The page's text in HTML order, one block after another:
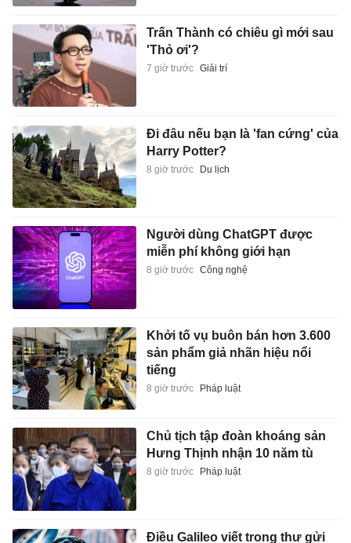
Trấn Thành có chiêu gì mới sau
'Thỏ ơi'?
7 giờ trước Giải trí
Đi đâu nếu bạn là 'fan cứng' của
Harry Potter?
8 giờ trước Du lịch
Người dùng ChatGPT được
miễn phí không giới hạn
8 giờ trước Công nghệ
Khởi tố vụ buôn bán hơn 3.600
sản phẩm giả nhãn hiệu nổi
tiếng
8 giờ trước Pháp luật
Chủ tịch tập đoàn khoáng sản
Hưng Thịnh nhận 10 năm tù
8 giờ trước Pháp luật
Điều Galileo viết trong thư gửi